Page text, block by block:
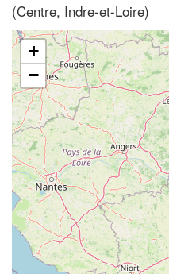
(Centre, Indre-et-Loire)
+
−